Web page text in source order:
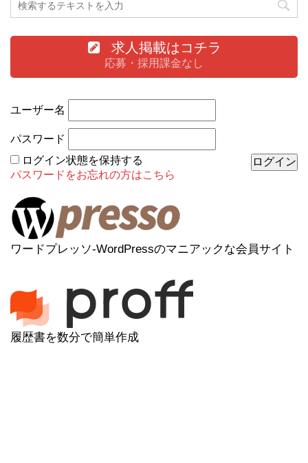
求人掲載はコチラ
応募・採用課金なし
ユーザー名
パスワード
ログイン状態を保持する
パスワードをお忘れの方はこちら
ワードプレッソ-WordPressのマニアックな会員サイト
履歴書を数分で簡単作成